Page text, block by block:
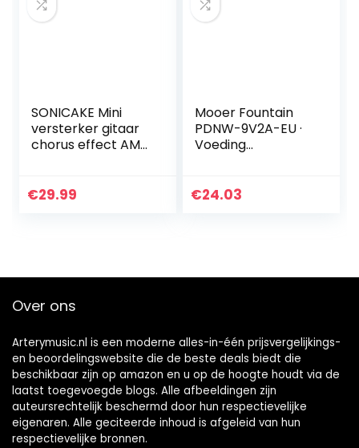
SONICAKE Mini
versterker gitaar
chorus effect AMP
oplaadbare gitaar
€29.99
Mooer Fountain
PDNW-9V2A-EU ·
Voeding
€24.03
Over ons
Arterymusic.nl is een moderne alles-in-één prijsvergelijkings-
en beoordelingswebsite die de beste deals biedt die
beschikbaar zijn op amazon en u op de hoogte houdt via de
laatst toegevoegde blogs. Alle afbeeldingen zijn
auteursrechtelijk beschermd door hun respectievelijke
eigenaren. Alle geciteerde inhoud is afgeleid van hun
respectievelijke bronnen.